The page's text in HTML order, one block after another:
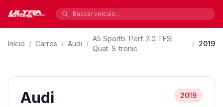
Início / Carros / Audi /
A5 Sportb. Perf. 2.0 TFSI
Quat. S-tronic
/ 2019
Audi 2019